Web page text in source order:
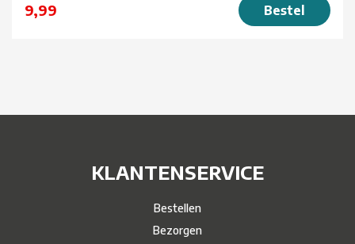
9,99 Bestel
KLANTENSERVICE
Bestellen
Bezorgen